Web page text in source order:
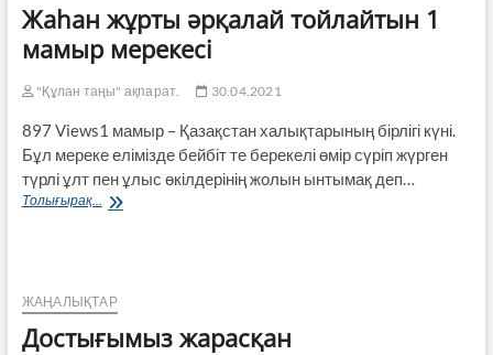
Жаһан жұрты әрқалай тойлайтын 1
мамыр мерекесі
"Құлан таңы" ақпарат. 30.04.2021
897 Views1 мамыр – Қазақстан халықтарының бірлігі күні.
Бұл мереке елімізде бейбіт те берекелі өмір сүріп жүрген
түрлі ұлт пен ұлыс өкілдерінің жолын ынтымақ деп…
Толығырақ...
Жаһан
мамыр
мерекесі
ЖАҢАЛЫҚТАР
Достығымыз жарасқан